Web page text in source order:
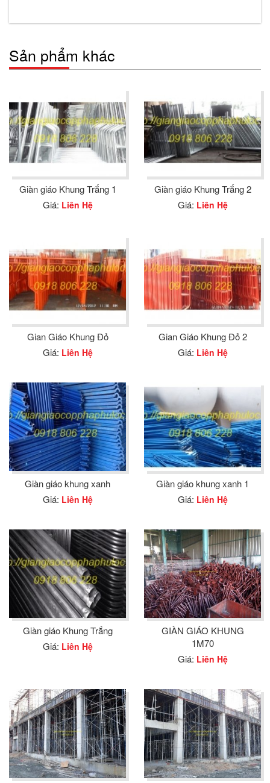
Sản phẩm khác
Giàn giáo Khung Trắng 1
Giá: Liên Hệ
Giàn giáo Khung Trắng 2
Giá: Liên Hệ
Gian Giáo Khung Đỏ
Giá: Liên Hệ
Gian Giáo Khung Đỏ 2
Giá: Liên Hệ
Giàn giáo khung xanh
Giá: Liên Hệ
Giàn giáo khung xanh 1
Giá: Liên Hệ
Giàn giáo Khung Trắng
Giá: Liên Hệ
GIÀN GIÁO KHUNG
1M70
Giá: Liên Hệ